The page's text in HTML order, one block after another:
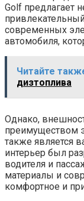
Golf предлагает
современных
автомобиля,
Читайте
дизтоплива
Однако,
преимуществом
также является
интерьер был
водителя и
материалы и
комфортное и